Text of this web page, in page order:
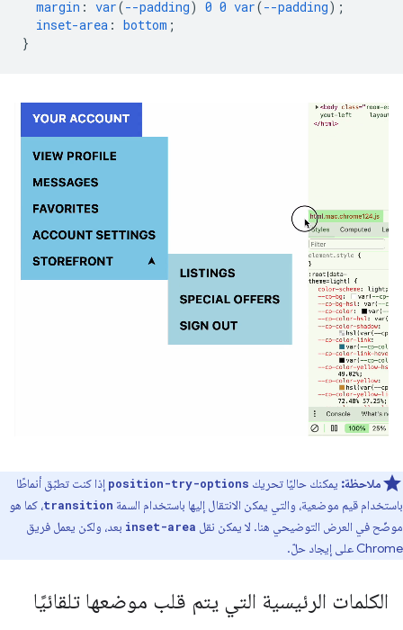
margin : var(--padding) 0 0 var(--padding);
inset-area : bottom ;
}
ملاحظة: يمكنك حاليًا تحريك position-try-options إذا كنت تطبّق أنماطًا
باستخدام قيم موضعية، والتي يمكن الانتقال إليها باستخدام السمة transition، كما هو
موضّح في العرض التوضيحي هنا. لا يمكن نقل inset-area بعد، ولكن يعمل فريق
Chrome على إيجاد حلّ.
الكلمات الرئيسية التي يتم قلب موضعها تلقائيًا